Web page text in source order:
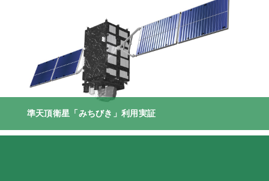
準天頂衛星「みちびき」利用実証